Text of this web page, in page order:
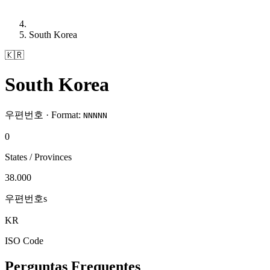
South Korea
🇰🇷
South Korea
우편번호 · Format: NNNNN
0
States / Provinces
38.000
우편번호s
KR
ISO Code
Perguntas Frequentes